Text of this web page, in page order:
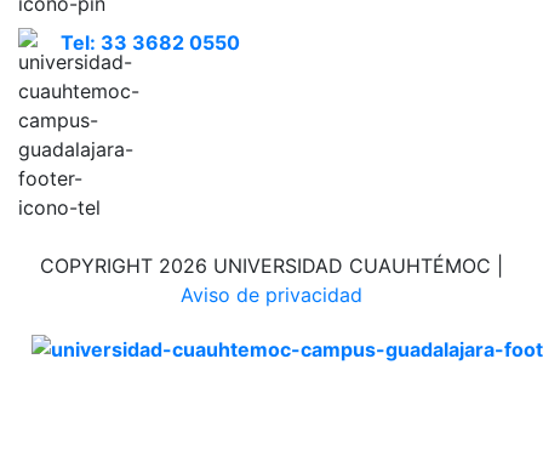
Tel: 33 3682 0550
COPYRIGHT 2026 UNIVERSIDAD CUAUHTÉMOC |
Aviso de privacidad